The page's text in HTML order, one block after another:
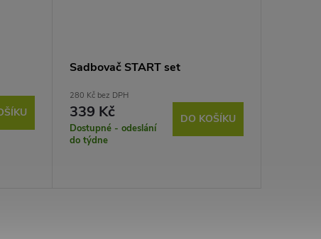
Sadbovač START set
280 Kč bez DPH
339 Kč
Dostupné - odeslání
do týdne
DO KOŠÍKU